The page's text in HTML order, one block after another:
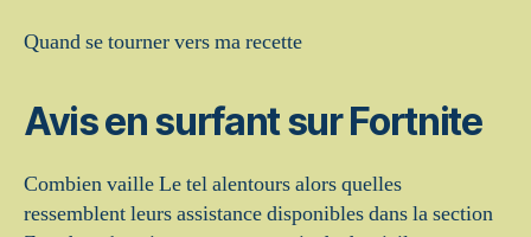
Quand se tourner vers ma recette
Avis en surfant sur Fortnite
Combien vaille Le tel alentours alors quelles
ressemblent leurs assistance disponibles dans la section